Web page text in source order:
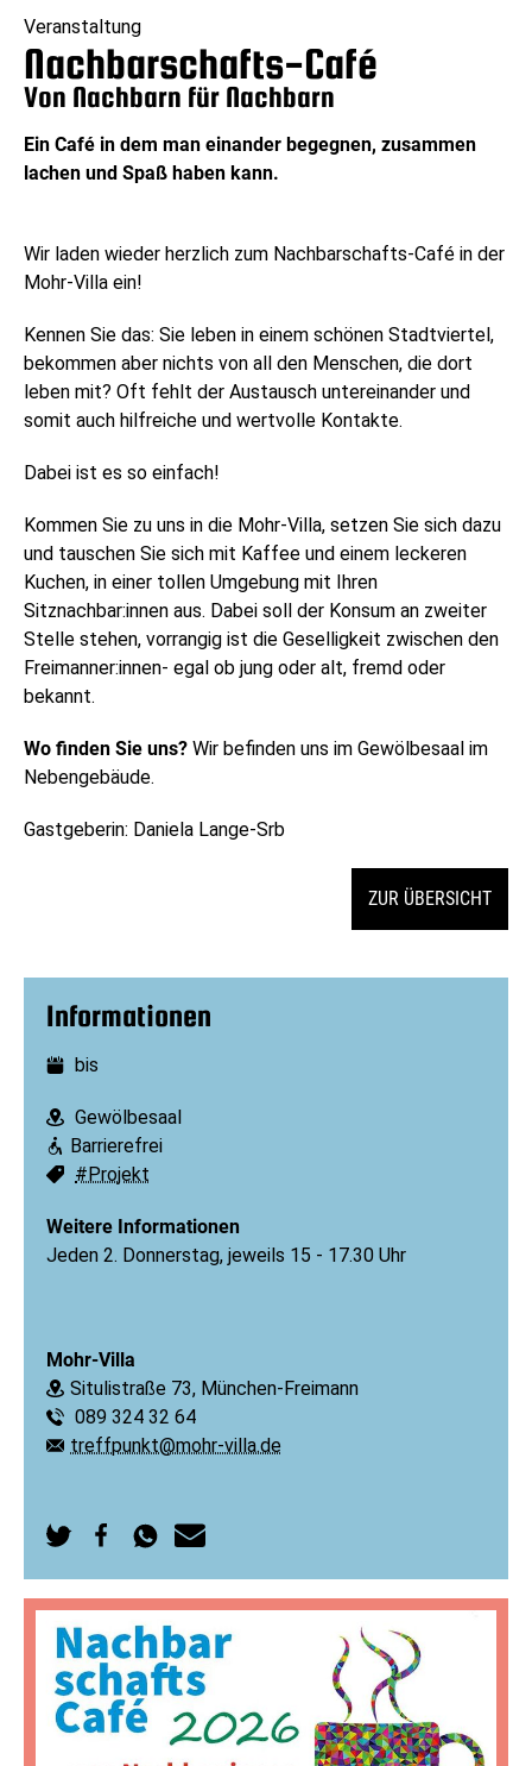
Veranstaltung
Nachbarschafts-Café
Von Nachbarn für Nachbarn
Ein Café in dem man einander begegnen, zusammen
lachen und Spaß haben kann.
Wir laden wieder herzlich zum Nachbarschafts-Café in der
Mohr-Villa ein!
Kennen Sie das: Sie leben in einem schönen Stadtviertel,
bekommen aber nichts von all den Menschen, die dort
leben mit? Oft fehlt der Austausch untereinander und
somit auch hilfreiche und wertvolle Kontakte.
Dabei ist es so einfach!
Kommen Sie zu uns in die Mohr-Villa, setzen Sie sich dazu
und tauschen Sie sich mit Kaffee und einem leckeren
Kuchen, in einer tollen Umgebung mit Ihren
Sitznachbar:innen aus. Dabei soll der Konsum an zweiter
Stelle stehen, vorrangig ist die Geselligkeit zwischen den
Freimanner:innen- egal ob jung oder alt, fremd oder
bekannt.
Wo finden Sie uns? Wir befinden uns im Gewölbesaal im
Nebengebäude.
Gastgeberin: Daniela Lange-Srb
ZUR ÜBERSICHT
Informationen
Datum:
bis
Ort:
Gewölbesaal
Barrierefreiheit:
Barrierefrei
Schlagworte:
#Projekt
Weitere Informationen
Jeden 2. Donnerstag, jeweils 15 - 17.30 Uhr
Mohr-Villa
Ort:
Situlistraße 73, München-Freimann
Telefon:
089 324 32 64
E-Mail:
treffpunkt@mohr-villa.de
Twitter
teilen
Facebook
teilen
WhatsApp
senden
E-
Mail
senden